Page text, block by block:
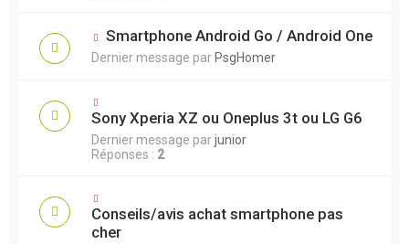
Smartphone Android Go / Android One
Dernier message par PsgHomer
Sony Xperia XZ ou Oneplus 3t ou LG G6
Dernier message parjunior
Réponses : 2
Conseils/avis achat smartphone pas
cher